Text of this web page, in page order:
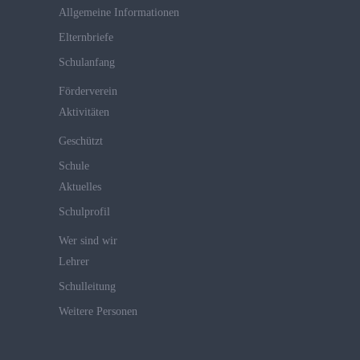
Allgemeine Informationen
Elternbriefe
Schulanfang
Förderverein
Aktivitäten
Geschützt
Schule
Aktuelles
Schulprofil
Wer sind wir
Lehrer
Schulleitung
Weitere Personen